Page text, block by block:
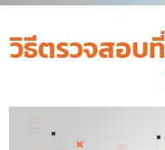
วิธีตรวจสอบ